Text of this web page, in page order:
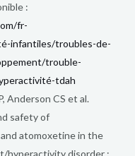
:
fr-
infantiles/troubles-de-
trouble-
tdah
Anderson CS et al.
safety of
atomoxetine in the
disorder :